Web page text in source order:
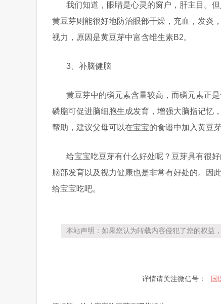
我们知道，眼睛是心灵的窗户，肝主目。
黄豆芽则能很好地防治眼部干燥，充血，发炎
视力，原因是黄豆芽中富含维生素B2。
3、补脑健脑
黄豆芽中的磷元素含量较高，而磷元素正
磷脂可促进脑细胞生成发育，增强大脑指记忆
帮助，建议父母可以在宝宝的食谱中加入黄豆芽
给宝宝吃豆芽有什么好处呢？豆芽具有很
脑部发育以及视力健康也是非常有好处的。因
给宝宝吃吧。
本站声明：如果您认为转载内容侵犯了您的权益
详情请关注微信号： 国